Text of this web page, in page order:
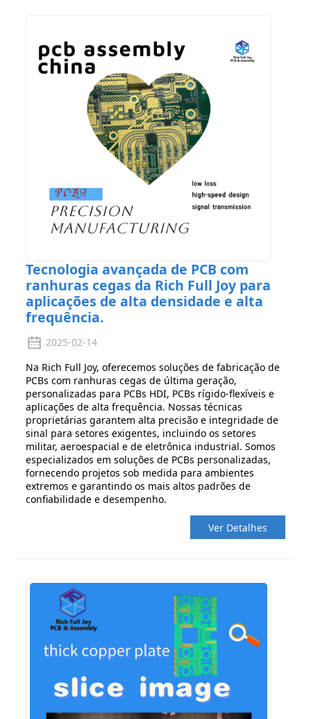
Tecnologia avançada de PCB com
ranhuras cegas da Rich Full Joy para
aplicações de alta densidade e alta
frequência.
2025-02-14
Na Rich Full Joy, oferecemos soluções de fabricação de
PCBs com ranhuras cegas de última geração,
personalizadas para PCBs HDI, PCBs rígido-flexíveis e
aplicações de alta frequência. Nossas técnicas
proprietárias garantem alta precisão e integridade de
sinal para setores exigentes, incluindo os setores
militar, aeroespacial e de eletrônica industrial. Somos
especializados em soluções de PCBs personalizadas,
fornecendo projetos sob medida para ambientes
extremos e garantindo os mais altos padrões de
confiabilidade e desempenho.
Ver Detalhes